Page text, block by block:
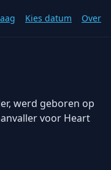
Kies datum Over
werd geboren op
voor Heart